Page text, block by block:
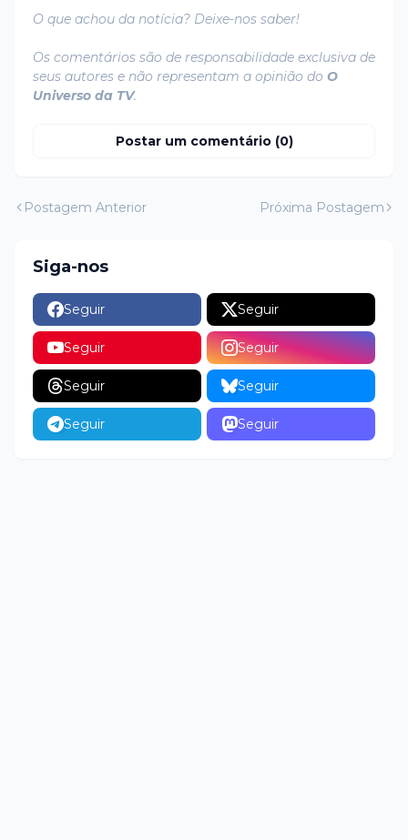
O que achou da notícia? Deixe-nos saber!
Os comentários são de responsabilidade exclusiva de
seus autores e não representam a opinião do O
Universo da TV.
Postar um comentário (0)
Postagem Anterior Próxima Postagem
Siga-nos
Seguir Seguir
Seguir Seguir
Seguir Seguir
Seguir Seguir